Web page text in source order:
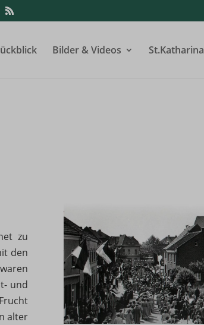
Bilder & Videos St.Katharina
zu
den
und
alter